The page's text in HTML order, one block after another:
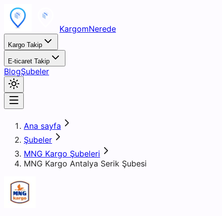
KargomNerede
Kargo Takip
E-ticaret Takip
BlogŞubeler
Ana sayfa
Şubeler
MNG Kargo Şubeleri
MNG Kargo Antalya Serik Şubesi